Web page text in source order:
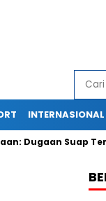
INTERNASIONAL
Suap Terkait